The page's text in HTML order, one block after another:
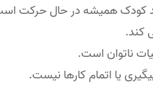
کودک همیشه در حال حرکت
کند.
ناتوان است.
یا اتمام کارها نیست.